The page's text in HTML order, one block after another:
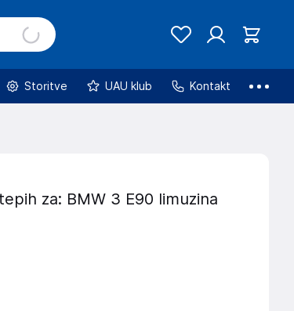
Storitve UAU klub Kontakt
za: BMW 3 E90 limuzina